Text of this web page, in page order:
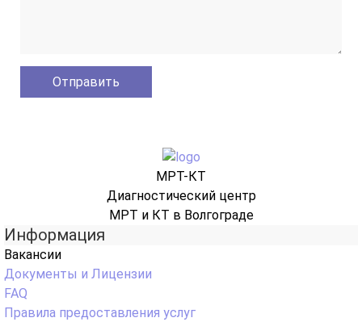
МРТ-КТ
Диагностический центр
МРТ и КТ в Волгограде
Информация
Вакансии
Документы и Лицензии
FAQ
Правила предоставления услуг